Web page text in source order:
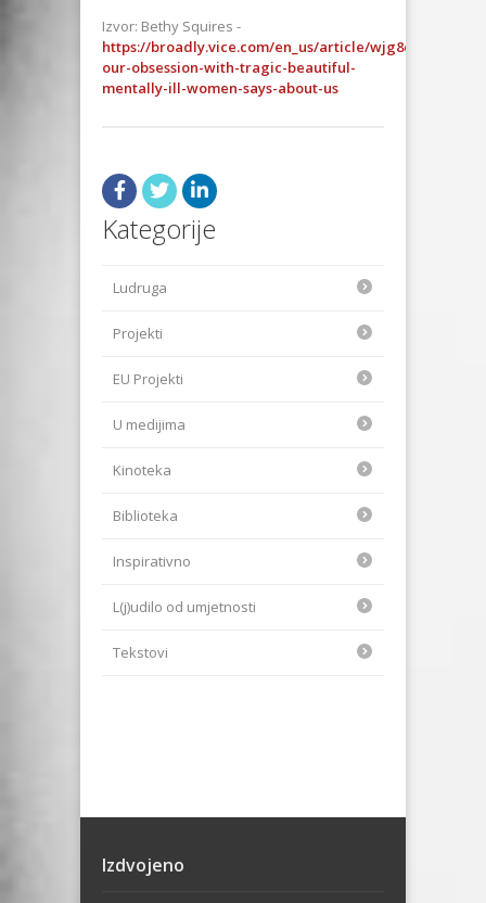
Izvor: Bethy Squires -
https://broadly.vice.com/en_us/article/wjg8em/what-
our-obsession-with-tragic-beautiful-
mentally-ill-women-says-about-us
Kategorije
Ludruga
Projekti
EU Projekti
U medijima
Kinoteka
Biblioteka
Inspirativno
L(j)udilo od umjetnosti
Tekstovi
Izdvojeno